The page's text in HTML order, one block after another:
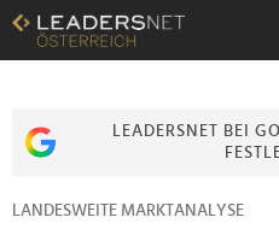
Zum
Inhalt
Zur
Zur
LEADERSNET BEI
LANDESWEITE MARKTANALYSE